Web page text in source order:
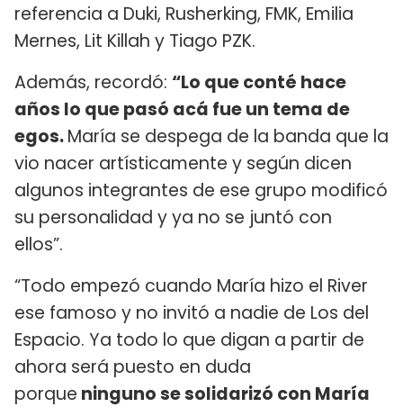
referencia a Duki, Rusherking, FMK, Emilia
Mernes, Lit Killah y Tiago PZK.
Además, recordó: “Lo que conté hace
años lo que pasó acá fue un tema de
egos.María se despega de la banda que la
vio nacer artísticamente y según dicen
algunos integrantes de ese grupo modificó
su personalidad y ya no se juntó con
ellos”.
“Todo empezó cuando María hizo el River
ese famoso y no invitó a nadie de Los del
Espacio. Ya todo lo que digan a partir de
ahora será puesto en duda
porque ninguno se solidarizó con María